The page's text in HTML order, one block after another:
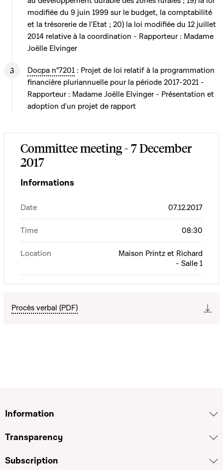
modifiée du 9 juin 1999 sur le budget, la comptabilité
et la trésorerie de l'Etat ; 20) la loi modifiée du 12 juillet
2014 relative à la coordination - Rapporteur : Madame
Joëlle Elvinger
Docpa n°7201 : Projet de loi relatif à la programmation
financière pluriannuelle pour la période 2017-2021 -
Rapporteur : Madame Joëlle Elvinger - Présentation et
adoption d'un projet de rapport
Committee meeting - 7 December
2017
Informations
Date 07.12.2017
Time 08:30
Location
Maison Printz et Richard
- Salle 1
Procès verbal (PDF)
Information
Transparency
Subscription